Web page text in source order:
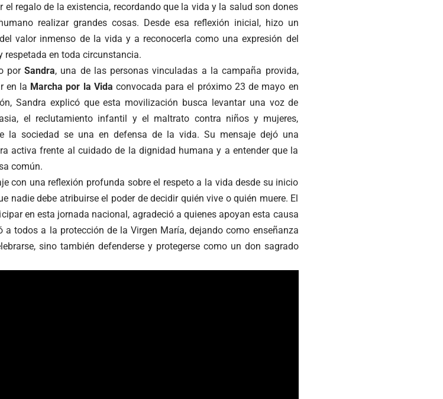
regalo de la existencia, recordando que la vida y la salud son dones
realizar grandes cosas. Desde esa reflexión inicial, hizo un
valor inmenso de la vida y a reconocerla como una expresión del
respetada en toda circunstancia.
porSandra, una de las personas vinculadas a la campaña provida,
en la Marcha por la Vida convocada para el próximo 23 de mayo en
Sandra explicó que esta movilización busca levantar una voz de
el reclutamiento infantil y el maltrato contra niños y mujeres,
la sociedad se una en defensa de la vida. Su mensaje dejó una
activa frente al cuidado de la dignidad humana y a entender que la
común.
con una reflexión profunda sobre el respeto a la vida desde su inicio
nadie debe atribuirse el poder de decidir quién vive o quién muere. El
en esta jornada nacional, agradeció a quienes apoyan esta causa
a todos a la protección de la Virgen María, dejando como enseñanza
sino también defenderse y protegerse como un don sagrado